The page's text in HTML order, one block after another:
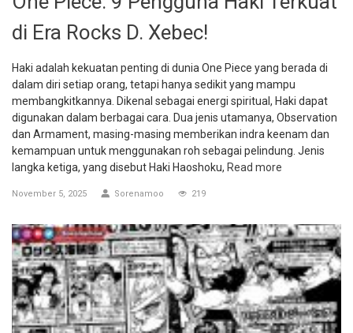
di Era Rocks D. Xebec!
Haki adalah kekuatan penting di dunia One Piece yang berada di
dalam diri setiap orang, tetapi hanya sedikit yang mampu
membangkitkannya. Dikenal sebagai energi spiritual, Haki dapat
digunakan dalam berbagai cara. Dua jenis utamanya, Observation
dan Armament, masing-masing memberikan indra keenam dan
kemampuan untuk menggunakan roh sebagai pelindung. Jenis
langka ketiga, yang disebut Haki Haoshoku, Read more
November 5, 2025 Sorenamoo 219